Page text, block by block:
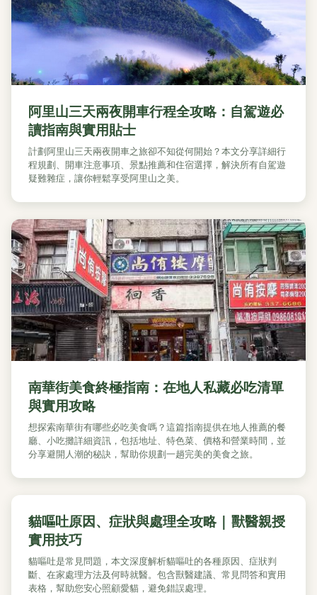
阿里山三天兩夜開車行程全攻略：自駕遊必
讀指南與實用貼士
計劃阿里山三天兩夜開車之旅卻不知從何開始？本文分享詳細行
程規劃、開車注意事項、景點推薦和住宿選擇，解決所有自駕遊
疑難雜症，讓你輕鬆享受阿里山之美。
南華街美食終極指南：在地人私藏必吃清單
與實用攻略
想探索南華街有哪些必吃美食嗎？這篇指南提供在地人推薦的餐
廳、小吃攤詳細資訊，包括地址、特色菜、價格和營業時間，並
分享避開人潮的秘訣，幫助你規劃一趟完美的美食之旅。
貓嘔吐原因、症狀與處理全攻略 | 獸醫親授
實用技巧
貓嘔吐是常見問題，本文深度解析貓嘔吐的各種原因、症狀判
斷、在家處理方法及何時就醫。包含獸醫建議、常見問答和實用
表格，幫助您安心照顧愛貓，避免錯誤處理。